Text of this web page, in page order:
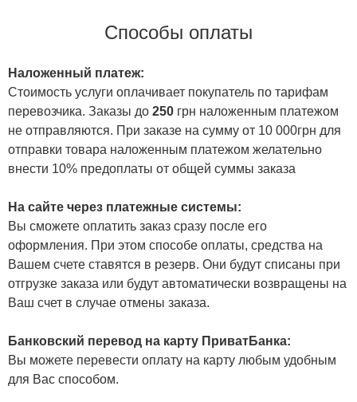
Способы оплаты
Наложенный платеж:
Стоимость услуги оплачивает покупатель по тарифам
перевозчика. Заказы до 250 грн наложенным платежом
не отправляются. При заказе на сумму от 10 000грн для
отправки товара наложенным платежом желательно
внести 10% предоплаты от общей суммы заказа
На сайте через платежные системы:
Вы сможете оплатить заказ сразу после его
оформления. При этом способе оплаты, средства на
Вашем счете ставятся в резерв. Они будут списаны при
отгрузке заказа или будут автоматически возвращены на
Ваш счет в случае отмены заказа.
Банковский перевод на карту ПриватБанка:
Вы можете перевести оплату на карту любым удобным
для Вас способом.